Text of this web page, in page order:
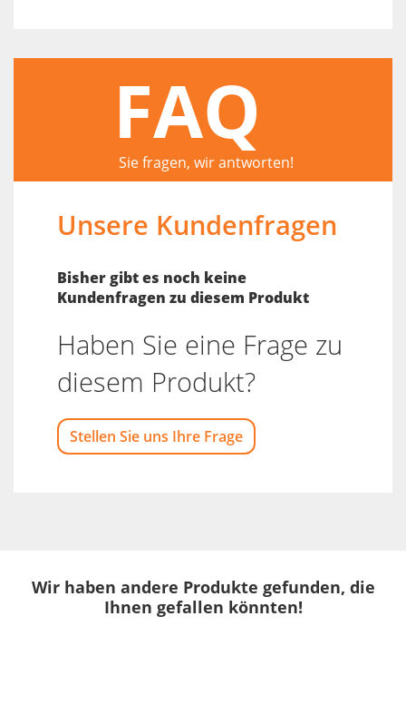
FAQ
Sie fragen, wir antworten!
Unsere Kundenfragen
Bisher gibt es noch keine
Kundenfragen zu diesem Produkt
Haben Sie eine Frage zu
diesem Produkt?
Stellen Sie uns Ihre Frage
Wir haben andere Produkte gefunden, die
Ihnen gefallen könnten!